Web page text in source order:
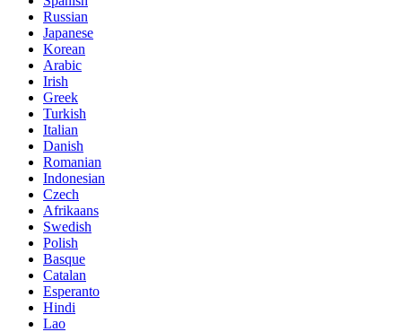
Russian
Japanese
Korean
Arabic
Irish
Greek
Turkish
Italian
Danish
Romanian
Indonesian
Czech
Afrikaans
Swedish
Polish
Basque
Catalan
Esperanto
Hindi
Lao